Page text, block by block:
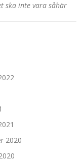
ska inte vara såhär
2020